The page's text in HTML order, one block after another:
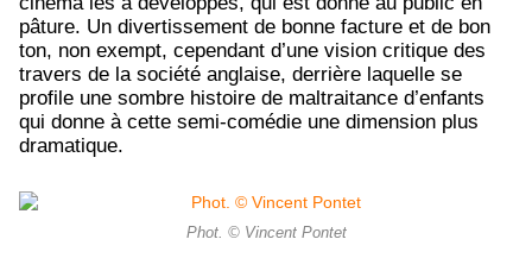
pâture. Un divertissement de bonne facture et de bon
ton, non exempt, cependant d’une vision critique des
travers de la société anglaise, derrière laquelle se
profile une sombre histoire de maltraitance d’enfants
qui donne à cette semi-comédie une dimension plus
dramatique.
Phot. © Vincent Pontet